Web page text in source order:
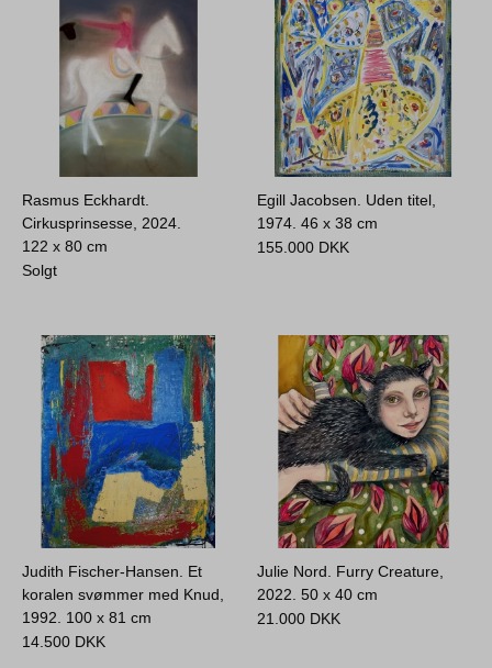
Rasmus Eckhardt.
Cirkusprinsesse, 2024.
122 x 80 cm
Solgt
Egill Jacobsen. Uden titel,
1974.46 x 38 cm
155.000 DKK
Judith Fischer-Hansen. Et
koralen svømmer med Knud,
1992. 100 x 81 cm
14.500 DKK
Julie Nord. Furry Creature,
2022.50 x 40 cm
21.000 DKK